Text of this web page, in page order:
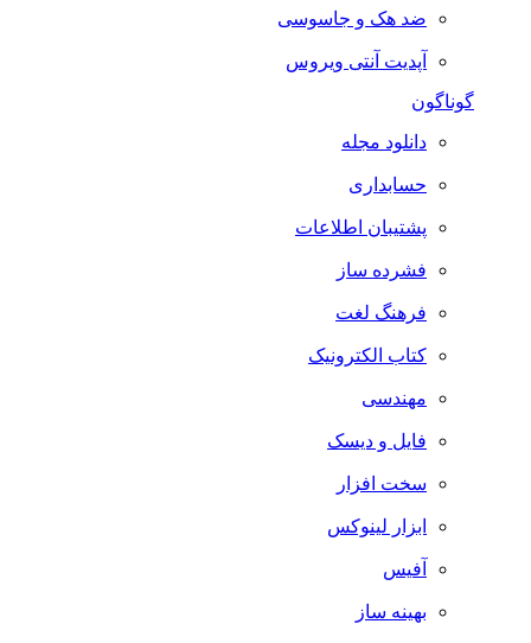
ضد هک و جاسوسی
آپدیت آنتی ویروس
گوناگون
دانلود مجله
حسابداری
پشتیبان اطلاعات
فشرده ساز
فرهنگ لغت
کتاب الکترونیک
مهندسی
فایل و دیسک
سخت افزار
ابزار لینوکس
آفیس
بهینه ساز